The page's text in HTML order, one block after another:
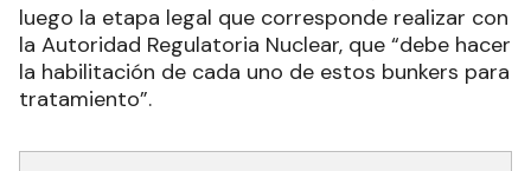
luego la etapa legal que corresponde realizar con
la Autoridad Regulatoria Nuclear, que “debe hacer
la habilitación de cada uno de estos bunkers para
tratamiento”.